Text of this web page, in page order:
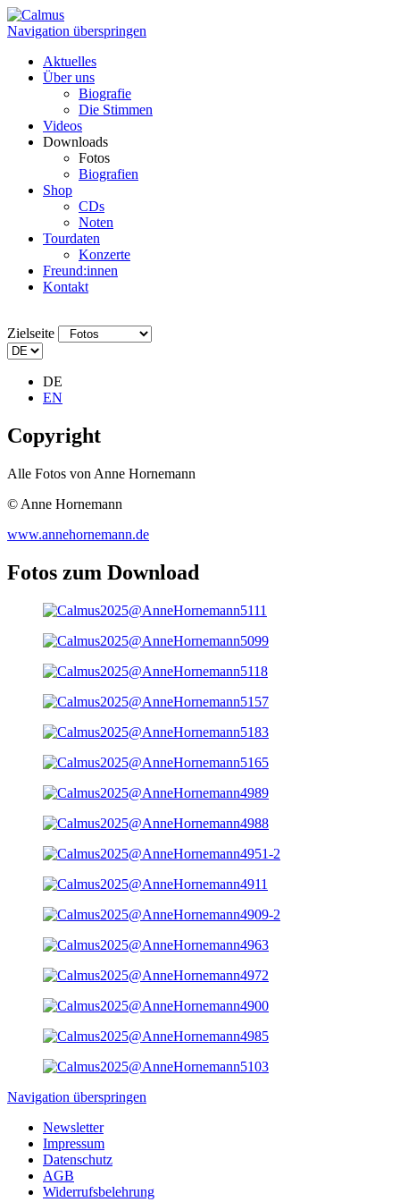
Navigation überspringen
Aktuelles
Über uns
Biografie
Die Stimmen
Videos
Downloads
Fotos
Biografien
Shop
CDs
Noten
Tourdaten
Konzerte
Freund:innen
Kontakt
Zielseite
DE
EN
Copyright
Alle Fotos von Anne Hornemann
© Anne Hornemann
www.annehornemann.de
Fotos zum Download
Navigation überspringen
Newsletter
Impressum
Datenschutz
AGB
Widerrufsbelehrung